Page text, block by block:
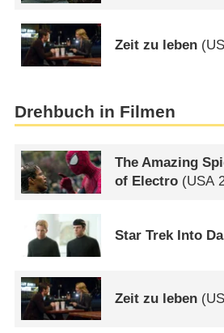
Zeit zu leben (
Drehbuch in Filmen
The Amazing
of Electro (USA
Star Trek Into
Zeit zu leben (